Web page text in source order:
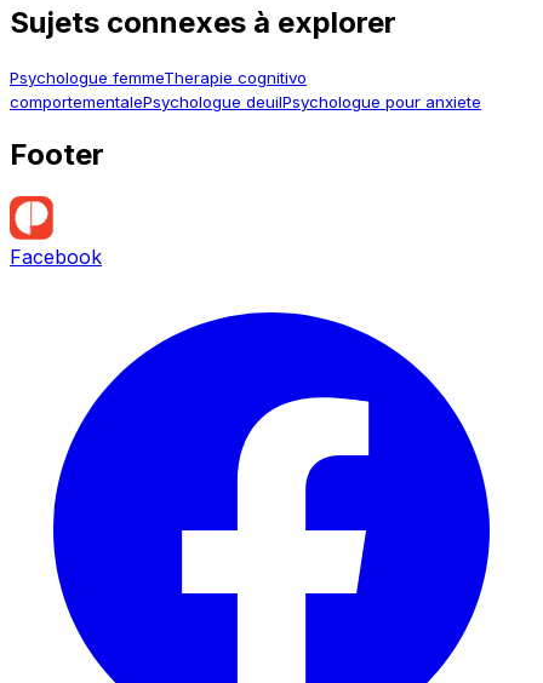
Sujets connexes à explorer
Psychologue femmeTherapie cognitivo
comportementalePsychologue deuilPsychologue pour anxiete
Footer
Facebook